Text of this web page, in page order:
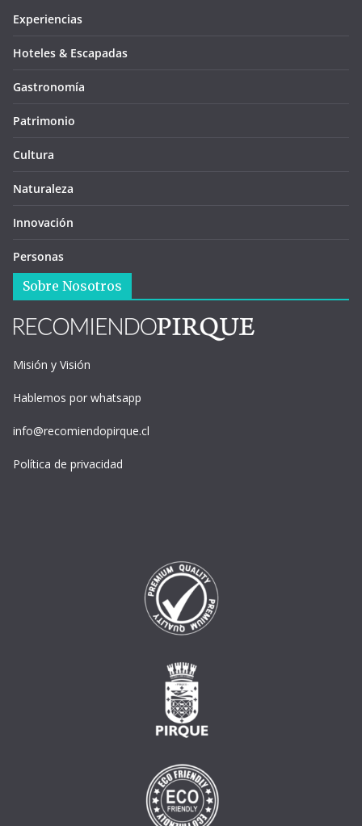
Experiencias
Hoteles & Escapadas
Gastronomía
Patrimonio
Cultura
Naturaleza
Innovación
Personas
Sobre Nosotros
Misión y Visión
Hablemos por whatsapp
info@recomiendopirque.cl
Política de privacidad